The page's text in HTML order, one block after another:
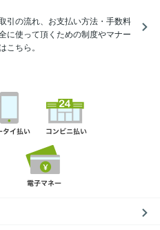
引の流れ、お支払い方法・手数料
に使って頂くための制度やマナー
こちら。